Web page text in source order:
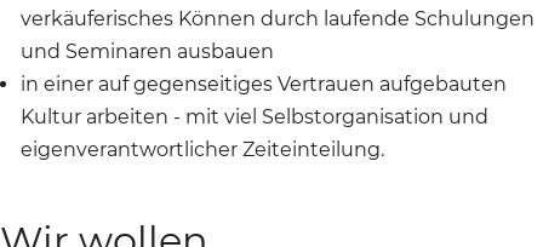
verkäuferisches Können durch laufende Schulungen
und Seminaren ausbauen
in einer auf gegenseitiges Vertrauen aufgebauten
Kultur arbeiten - mit viel Selbstorganisation und
eigenverantwortlicher Zeiteinteilung.